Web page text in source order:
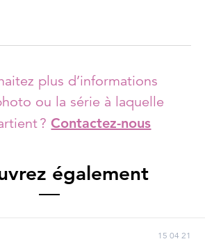
plus d’informations
ou la série à laquelle
? Contactez-nous
également
15 04 21